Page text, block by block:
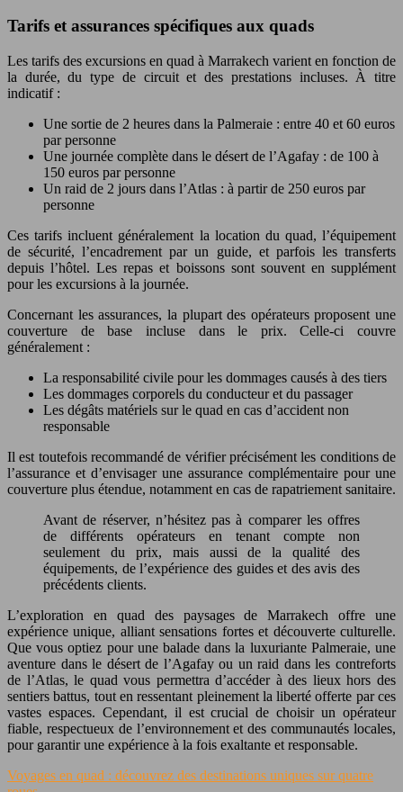
Tarifs et assurances spécifiques aux quads
Les tarifs des excursions en quad à Marrakech varient en fonction de
la durée, du type de circuit et des prestations incluses. À titre
indicatif :
Une sortie de 2 heures dans la Palmeraie : entre 40 et 60 euros
par personne
Une journée complète dans le désert de l’Agafay : de 100 à
150 euros par personne
Un raid de 2 jours dans l’Atlas : à partir de 250 euros par
personne
Ces tarifs incluent généralement la location du quad, l’équipement
de sécurité, l’encadrement par un guide, et parfois les transferts
depuis l’hôtel. Les repas et boissons sont souvent en supplément
pour les excursions à la journée.
Concernant les assurances, la plupart des opérateurs proposent une
couverture de base incluse dans le prix. Celle-ci couvre
généralement :
La responsabilité civile pour les dommages causés à des tiers
Les dommages corporels du conducteur et du passager
Les dégâts matériels sur le quad en cas d’accident non
responsable
Il est toutefois recommandé de vérifier précisément les conditions de
l’assurance et d’envisager une assurance complémentaire pour une
couverture plus étendue, notamment en cas de rapatriement sanitaire.
Avant de réserver, n’hésitez pas à comparer les offres
de différents opérateurs en tenant compte non
seulement du prix, mais aussi de la qualité des
équipements, de l’expérience des guides et des avis des
précédents clients.
L’exploration en quad des paysages de Marrakech offre une
expérience unique, alliant sensations fortes et découverte culturelle.
Que vous optiez pour une balade dans la luxuriante Palmeraie, une
aventure dans le désert de l’Agafay ou un raid dans les contreforts
de l’Atlas, le quad vous permettra d’accéder à des lieux hors des
sentiers battus, tout en ressentant pleinement la liberté offerte par ces
vastes espaces. Cependant, il est crucial de choisir un opérateur
fiable, respectueux de l’environnement et des communautés locales,
pour garantir une expérience à la fois exaltante et responsable.
Voyages en quad : découvrez des destinations uniques sur quatre